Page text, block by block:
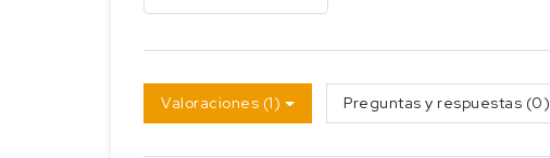
Valoraciones (1) Preguntas y respuestas (0)